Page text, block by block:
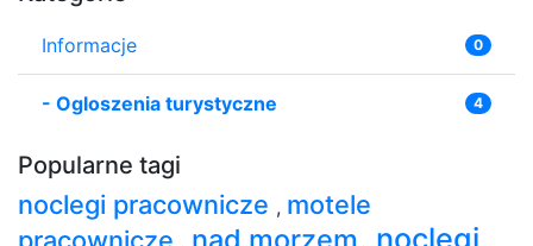
Informacje 0
- Ogloszenia turystyczne 4
Popularne tagi
noclegi pracownicze , motele
pracownicze
nad morzem
noclegi